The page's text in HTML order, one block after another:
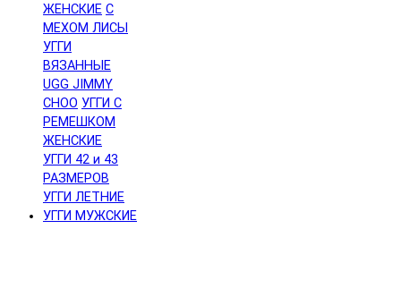
ЖЕНСКИЕ С
МЕХОМ ЛИСЫ
УГГИ
ВЯЗАННЫЕ
UGG JIMMY
CHOO УГГИ С
РЕМЕШКОМ
ЖЕНСКИЕ
УГГИ 42 и 43
РАЗМЕРОВ
УГГИ ЛЕТНИЕ
УГГИ МУЖСКИЕ